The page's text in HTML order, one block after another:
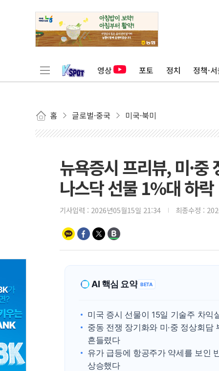
영상 포토 정치 정책·
홈 글로벌·중국 미국·북미
뉴욕증시 프리뷰, 미·중
나스닥 선물 1%대 하락
기사입력 : 2026년05월15일 21:34 최종수정 :
AI 핵심 요약 BETA
미국 증시 선물이 15일 기술주 차익
중동 전쟁 장기화와 미·중 정상회담
흔들렸다
유가 급등에 항공주가 약세를 보인
상승했다